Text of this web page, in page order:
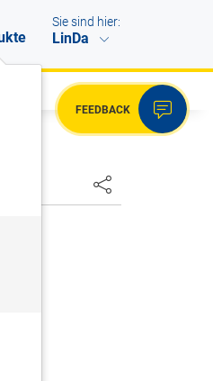
Sie sind hier:
LinDa
FEEDBACK